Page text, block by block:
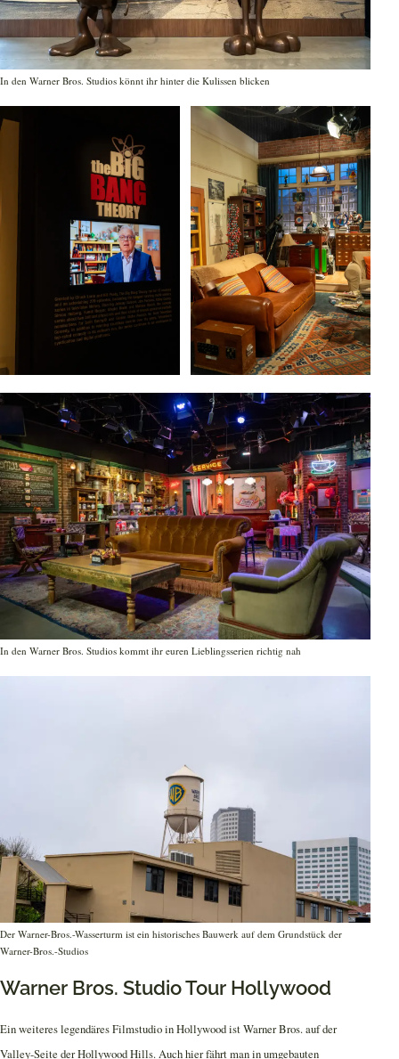
In den Warner Bros. Studios könnt ihr hinter die Kulissen blicken
In den Warner Bros. Studios kommt ihr euren Lieblingsserien richtig nah
Der Warner-Bros.-Wasserturm ist ein historisches Bauwerk auf dem Grundstück der
Warner-Bros.-Studios
Warner Bros. Studio Tour Hollywood
Ein weiteres legendäres Filmstudio in Hollywood ist Warner Bros. auf der
Valley-Seite der Hollywood Hills. Auch hier fährt man in umgebauten